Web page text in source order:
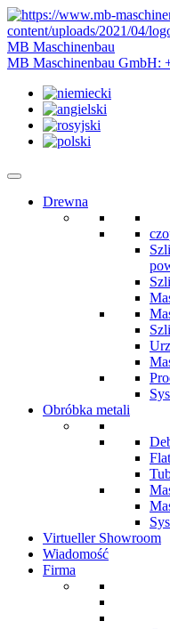
MB Maschinenbau
MB Maschinenbau GmbH:
Drewna
Obróbka metali
Virtueller Showroom
Wiadomość
Firma